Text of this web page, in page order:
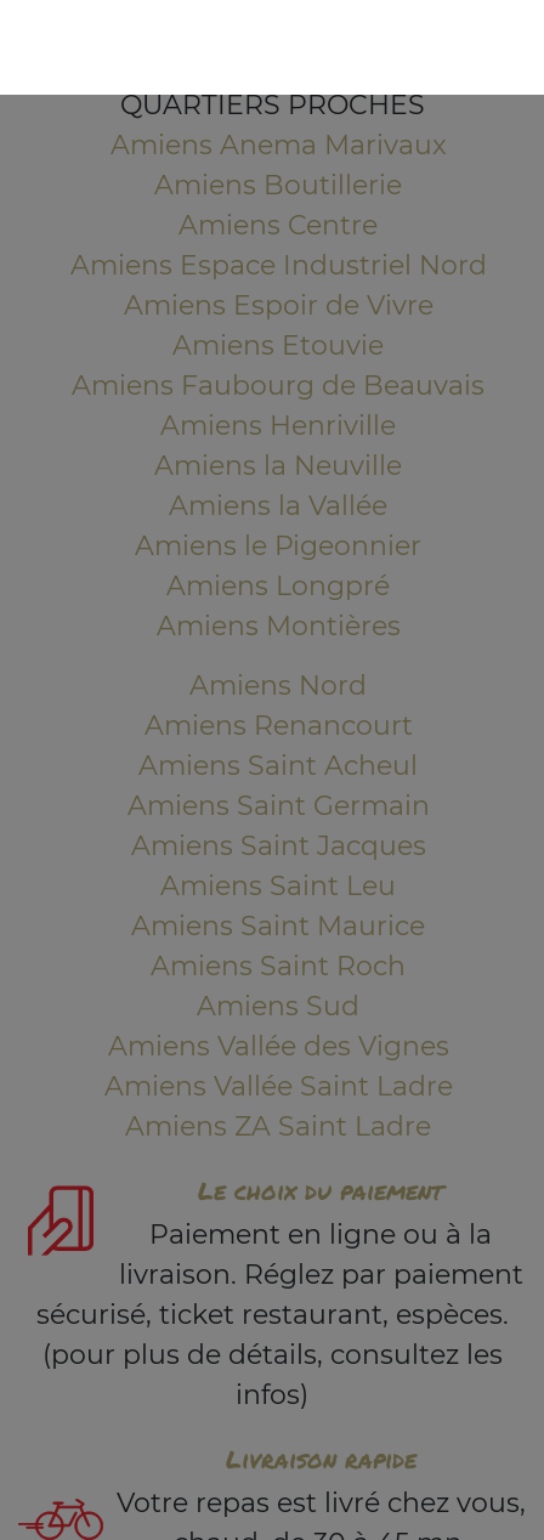
QUARTIERS PROCHES
Amiens Anema Marivaux
Amiens Boutillerie
Amiens Centre
Amiens Espace Industriel Nord
Amiens Espoir de Vivre
Amiens Etouvie
Amiens Faubourg de Beauvais
Amiens Henriville
Amiens la Neuville
Amiens la Vallée
Amiens le Pigeonnier
Amiens Longpré
Amiens Montières
Amiens Nord
Amiens Renancourt
Amiens Saint Acheul
Amiens Saint Germain
Amiens Saint Jacques
Amiens Saint Leu
Amiens Saint Maurice
Amiens Saint Roch
Amiens Sud
Amiens Vallée des Vignes
Amiens Vallée Saint Ladre
Amiens ZA Saint Ladre
Le choix du paiement
Paiement en ligne ou à la
livraison. Réglez par paiement
sécurisé, ticket restaurant, espèces.
(pour plus de détails, consultez les
infos)
Livraison rapide
Votre repas est livré chez vous,